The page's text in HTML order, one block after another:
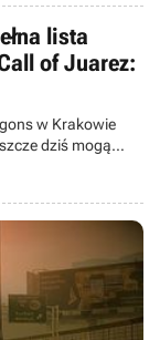
lista
of Juarez:
w Krakowie
dziś mogą
polskich i
co
wyróżnień dla
Wśród
Gunslinger i State